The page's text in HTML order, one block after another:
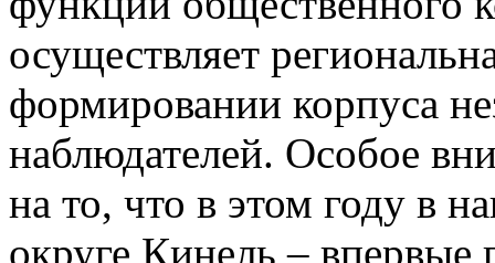
осуществляет
формировании корпуса
наблюдателей. Особое
на то, что в этом году в
округе Кинель – впервые